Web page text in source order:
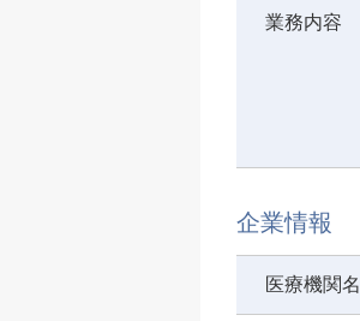
業務内容
企業情報
医療機関名